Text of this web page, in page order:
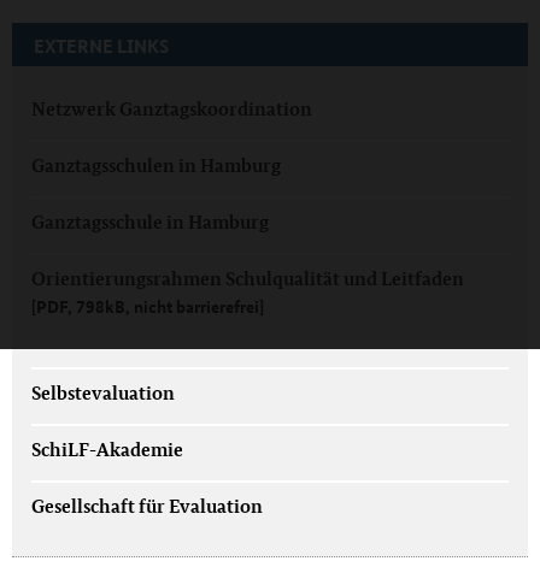
EXTERNE LINKS
Netzwerk Ganztagskoordination
Ganztagsschulen in Hamburg
Ganztagsschule in Hamburg
Orientierungsrahmen Schulqualität und Leitfaden
[PDF, 798kB, nicht barrierefrei]
Selbstevaluation
SchiLF-Akademie
Gesellschaft für Evaluation